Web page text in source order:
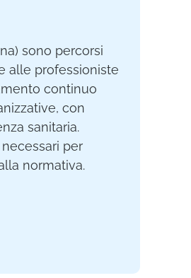
sono percorsi
alle professioniste
continuo
con
sanitaria.
per
normativa.